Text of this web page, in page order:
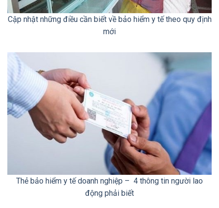
Cập nhật những điều cần biết về bảo hiểm y tế theo quy định
mới
Thẻ bảo hiểm y tế doanh nghiệp – 4 thông tin người lao
động phải biết